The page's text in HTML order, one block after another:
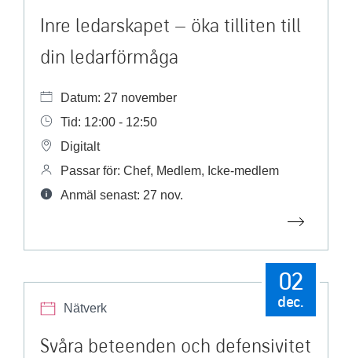
Inre ledarskapet – öka tilliten till
din ledarförmåga
Datum: 27 november
Tid: 12:00 - 12:50
Digitalt
Passar för: Chef, Medlem, Icke-medlem
Anmäl senast: 27 nov.
Nätverk
02
dec.
Svåra beteenden och defensivitet